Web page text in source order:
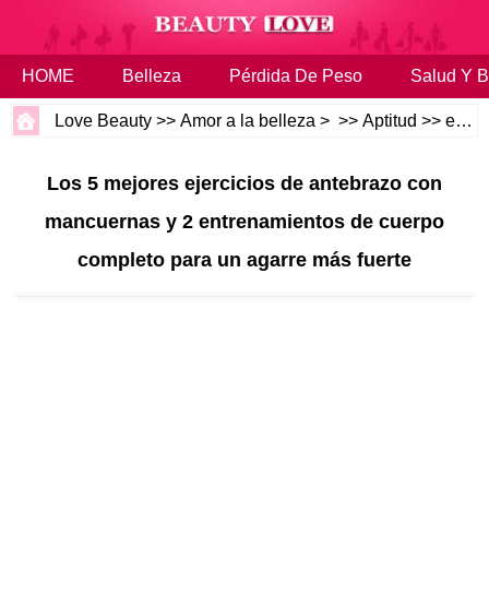
HOME Belleza Pérdida De Peso Salud Y
Love Beauty >>Amor a la belleza > >>Aptitud >>entrenamientos
Los 5 mejores ejercicios de antebrazo con
mancuernas y 2 entrenamientos de cuerpo
completo para un agarre más fuerte